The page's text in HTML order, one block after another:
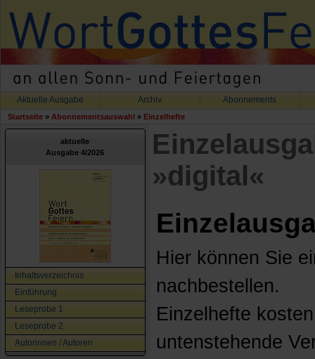
Aktuelle Ausgabe Archiv Abonnements
Startseite » Abonnementsauswahl » Einzelhefte
aktuelle
Ausgabe 4/2026
Inhaltsverzeichnis
Einführung
Leseprobe 1
Leseprobe 2
Autorinnen / Autoren
»digital«
Hier können Sie
nachbestellen.
Einzelhefte
untenstehende